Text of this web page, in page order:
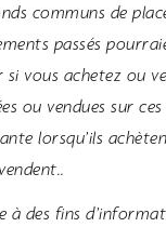
communs de
passés
vous achetez ou
ou vendues sur
lorsqu’ils
à des fins